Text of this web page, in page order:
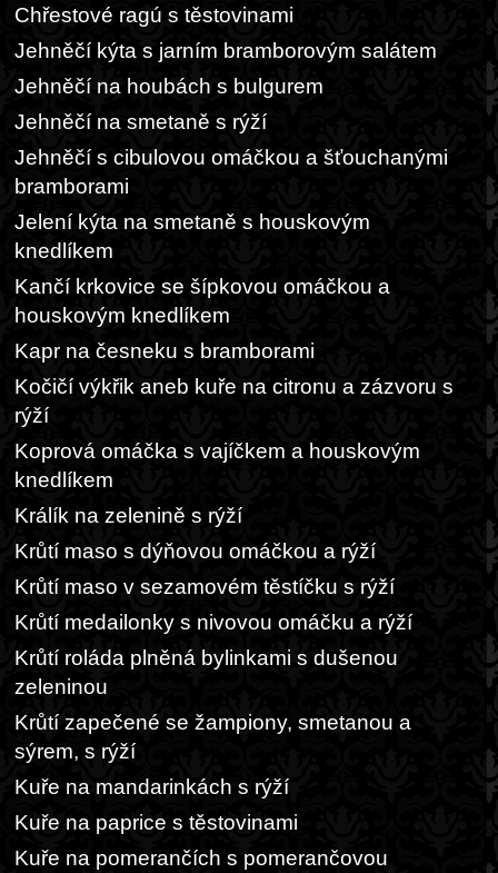
Chřestové ragú s těstovinami
Jehněčí kýta s jarním bramborovým salátem
Jehněčí na houbách s bulgurem
Jehněčí na smetaně s rýží
Jehněčí s cibulovou omáčkou a šťouchanými
bramborami
Jelení kýta na smetaně s houskovým
knedlíkem
Kančí krkovice se šípkovou omáčkou a
houskovým knedlíkem
Kapr na česneku s bramborami
Kočičí výkřik aneb kuře na citronu a zázvoru s
rýží
Koprová omáčka s vajíčkem a houskovým
knedlíkem
Králík na zelenině s rýží
Krůtí maso s dýňovou omáčkou a rýží
Krůtí maso v sezamovém těstíčku s rýží
Krůtí medailonky s nivovou omáčku a rýží
Krůtí roláda plněná bylinkami s dušenou
zeleninou
Krůtí zapečené se žampiony, smetanou a
sýrem, s rýží
Kuře na mandarinkách s rýží
Kuře na paprice s těstovinami
Kuře na pomerančích s pomerančovou